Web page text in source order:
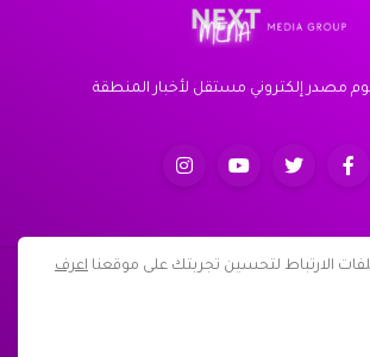
مصدر إلكتروني مستقل لأخبار المنطقة
الارتباط لتحسين تجربتك على موقعنا اعرف